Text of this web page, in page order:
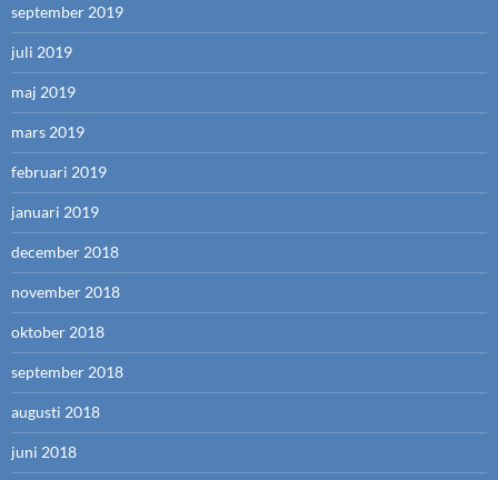
september 2019
juli 2019
maj 2019
mars 2019
februari 2019
januari 2019
december 2018
november 2018
oktober 2018
september 2018
augusti 2018
juni 2018